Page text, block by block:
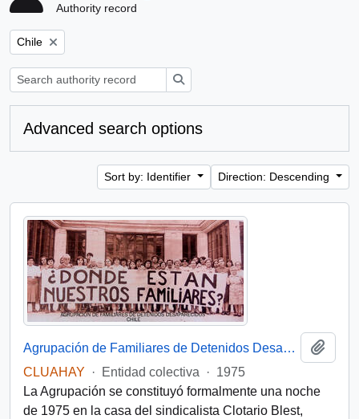
Authority record
Remove filter:
Chile
Advanced search options
Sort by: Identifier Direction: Descending
Agrupación de Familiares de Detenidos Desaparecidos (Chile)
CLUAHAY
· Entidad colectiva · 1975
La Agrupación se constituyó formalmente una noche
de 1975 en la casa del sindicalista Clotario Blest,